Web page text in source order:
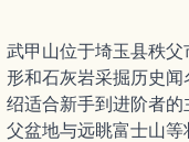
武甲山位于埼玉县秩
形和石灰岩采掘历史
绍适合新手到进阶者
父盆地与远眺富士山